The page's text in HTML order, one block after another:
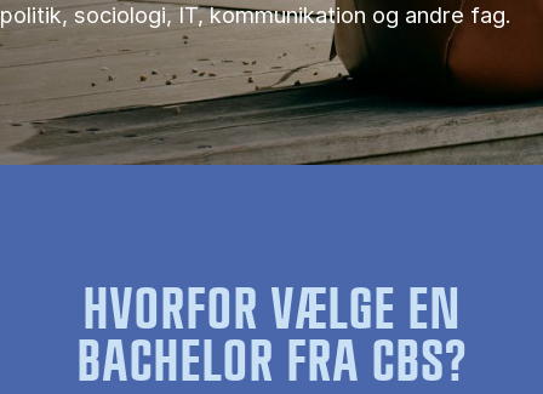
politik, sociologi, IT, kommunikation og andre fag.
HVORFOR VÆLGE EN
BACHELOR FRA CBS?